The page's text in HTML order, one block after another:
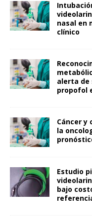
nasal en
clínico
alerta de
propofol
Cáncer y
la
Estudio
bajo